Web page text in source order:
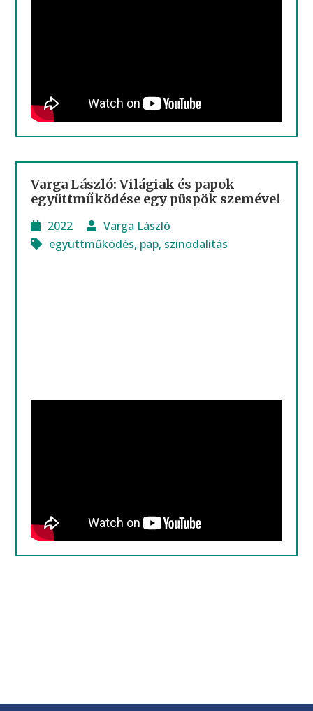
Varga László: Világiak és papok
együttműködése egy püspök szemével
2022
Varga László
együttműködés, pap, szinodalitás